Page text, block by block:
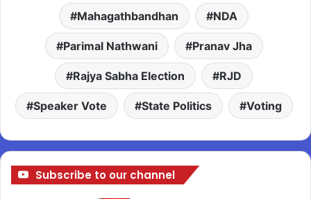
Mahagathbandhan NDA
Parimal Nathwani Pranav Jha
Rajya Sabha Election RJD
Speaker Vote State Politics Voting
Subscribe to our channel